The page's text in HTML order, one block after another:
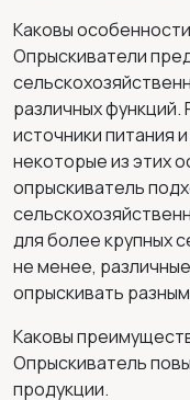
Каковы
Опрыскиватели
различных
источники питания
некоторые из этих
опрыскиватель
для более крупных
не менее,
опрыскивать
Каковы
Опрыскиватель
продукции.